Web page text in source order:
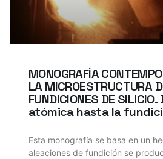
MONOGRAFÍA
LA MICROESTRUCTURA
FUNDICIONES DE
atómica hasta la
Esta monografía se basa en un
aleaciones de fundición se